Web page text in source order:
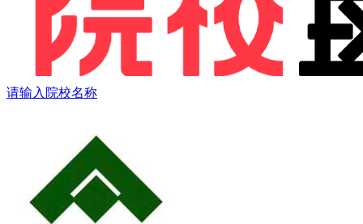
请输入院校名称